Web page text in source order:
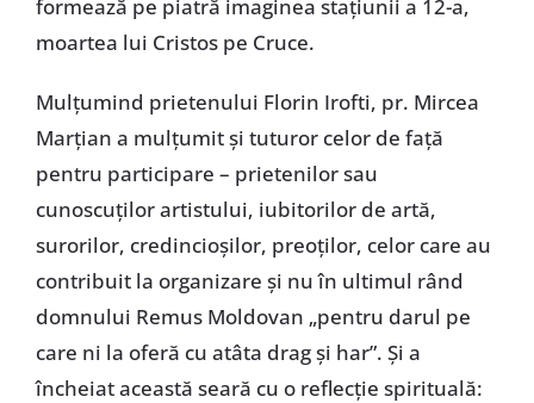
formează pe piatră imaginea stațiunii a 12-a,
moartea lui Cristos pe Cruce.
Mulțumind prietenului Florin Irofti, pr. Mircea
Marțian a mulțumit și tuturor celor de față
pentru participare – prietenilor sau
cunoscuților artistului, iubitorilor de artă,
surorilor, credincioșilor, preoților, celor care au
contribuit la organizare și nu în ultimul rând
domnului Remus Moldovan „pentru darul pe
care ni la oferă cu atâta drag și har”. Și a
încheiat această seară cu o reflecție spirituală: